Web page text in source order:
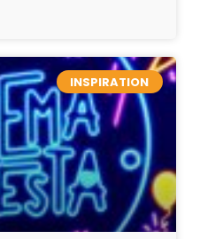
INSPIRATION